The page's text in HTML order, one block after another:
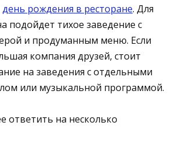
день рождения в ресторане. Для
подойдет тихое заведение с
и продуманным меню. Если
компания друзей, стоит
на заведения с отдельными
или музыкальной программой.
ответить на несколько